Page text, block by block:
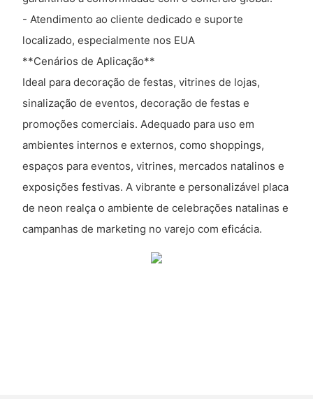
- Atendimento ao cliente dedicado e suporte
localizado, especialmente nos EUA
**Cenários de Aplicação**
Ideal para decoração de festas, vitrines de lojas,
sinalização de eventos, decoração de festas e
promoções comerciais. Adequado para uso em
ambientes internos e externos, como shoppings,
espaços para eventos, vitrines, mercados natalinos e
exposições festivas. A vibrante e personalizável placa
de neon realça o ambiente de celebrações natalinas e
campanhas de marketing no varejo com eficácia.